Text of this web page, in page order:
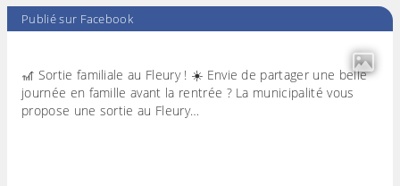
Publié sur Facebook
🎢 Sortie familiale au Fleury ! ☀️ Envie de partager une belle
journée en famille avant la rentrée ? La municipalité vous
propose une sortie au Fleury…